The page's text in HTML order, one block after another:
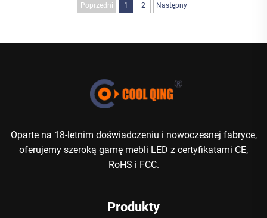
Poprzedni 1 2 Następny
Oparte na 18-letnim doświadczeniu i nowoczesnej fabryce,
oferujemy szeroką gamę mebli LED z certyfikatami CE,
RoHS i FCC.
Produkty